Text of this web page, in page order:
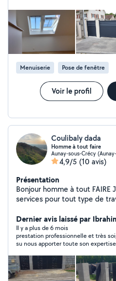
Menuiserie Pose de fenêtre
Voir le profil
Coulibaly dada
Homme à tout faire
Aunay-sous-Crécy
4,9/5 (10 avis)
Présentation
Bonjour homme à tout FAIRE Je vous propose mes
services pour tout type de
portail, et d'autre petite travaux et ma femme est aussi
disponible pour le ménage de
autres N'hésitez pas de nous
renseignements À bientôt
Dernier avis laissé par
Il y a plus de 6 mois
prestation professionnelle et très
su nous apporter toute son
prévus.